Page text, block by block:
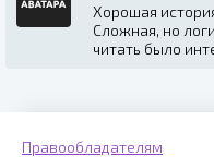
Хорошая
Сложная, но
читать было
Правообладателям